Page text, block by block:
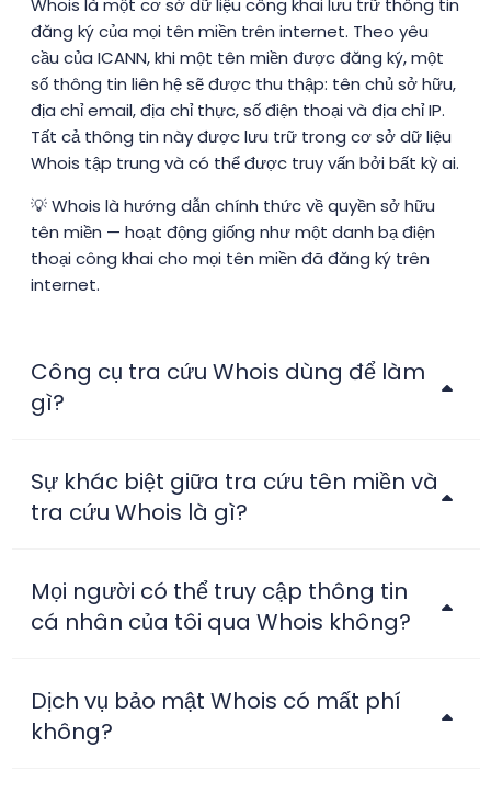
đăng ký của mọi tên miền trên internet. Theo yêu
cầu của ICANN, khi một tên miền được đăng ký, một
số thông tin liên hệ sẽ được thu thập: tên chủ sở hữu,
địa chỉ email, địa chỉ thực, số điện thoại và địa chỉ IP.
Tất cả thông tin này được lưu trữ trong cơ sở dữ liệu
Whois tập trung và có thể được truy vấn bởi bất kỳ ai.
💡 Whois là hướng dẫn chính thức về quyền sở hữu
tên miền — hoạt động giống như một danh bạ điện
thoại công khai cho mọi tên miền đã đăng ký trên
internet.
Công cụ tra cứu Whois dùng để làm
gì?
Sự khác biệt giữa tra cứu tên miền và
tra cứu Whois là gì?
Mọi người có thể truy cập thông tin
cá nhân của tôi qua Whois không?
Dịch vụ bảo mật Whois có mất phí
không?